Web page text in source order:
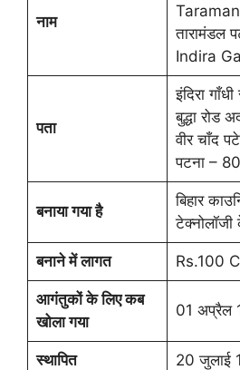
नाम
तारामंडल
Indira
पता
इंदिरा
बुद्धा रोड
वीर चाँद
पटना –
बनाया गया है
बिहार
बनाने में लागत Rs.100
आगंतुकों के लिएकब
खोला गया
01 अप्रैल
स्थापित 20 जुलाई